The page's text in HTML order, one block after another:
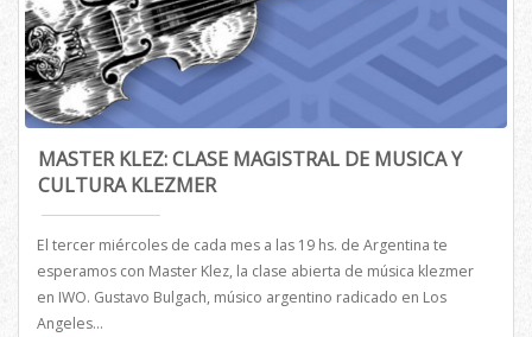
MASTER KLEZ: CLASE MAGISTRAL DE MUSICA Y
CULTURA KLEZMER
El tercer miércoles de cada mes a las 19 hs. de Argentina te
esperamos con Master Klez, la clase abierta de música klezmer
en IWO. Gustavo Bulgach, músico argentino radicado en Los
Angeles...